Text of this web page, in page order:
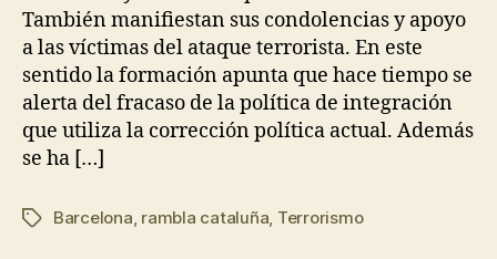
También manifiestan sus condolencias y apoyo
a las víctimas del ataque terrorista. En este
sentido la formación apunta que hace tiempo se
alerta del fracaso de la política de integración
que utiliza la corrección política actual. Además
se ha […]
Barcelona, rambla cataluña, Terrorismo